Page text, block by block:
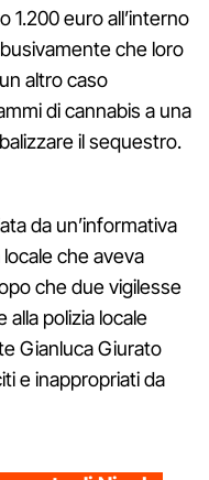
euro all’interno
che loro
altro caso
di cannabis a una
il sequestro.
da un’informativa
che aveva
che due vigilesse
alla polizia locale
Gianluca Giurato
e inappropriati da